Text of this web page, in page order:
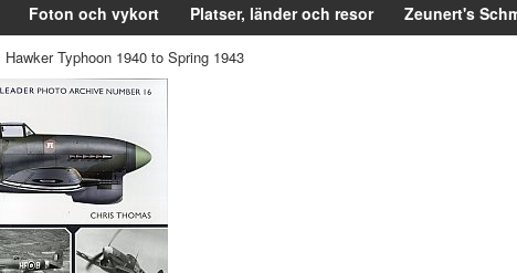
Foton och vykort Platser, länder och resor Zeunert's
Hawker Typhoon 1940 to Spring 1943